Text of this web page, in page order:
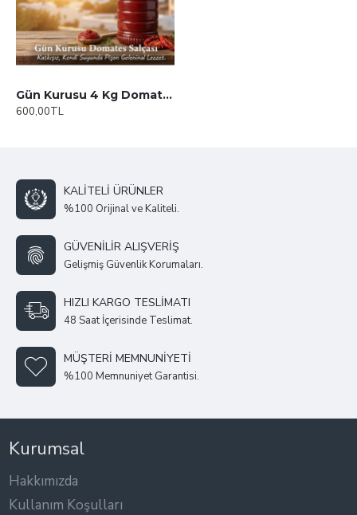
Gün Kurusu 4 Kg Domates Salçası
600,00TL
KALITELI ÜRÜNLER
%100 Orijinal ve Kaliteli.
GÜVENILIR ALIŞVERIŞ
Gelişmiş Güvenlik Korumaları.
HIZLI KARGO TESLIMATI
48 Saat İçerisinde Teslimat.
MÜŞTERI MEMNUNIYETI
%100 Memnuniyet Garantisi.
Kurumsal
Hakkımızda
Kullanım Koşulları